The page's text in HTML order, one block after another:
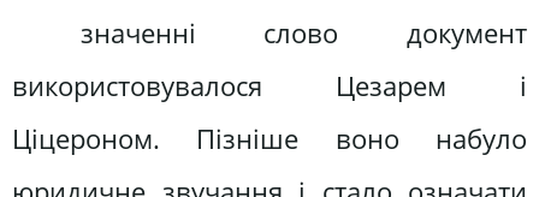
значенні слово документ
використовувалося Цезарем і
Ціцероном. Пізніше воно набуло